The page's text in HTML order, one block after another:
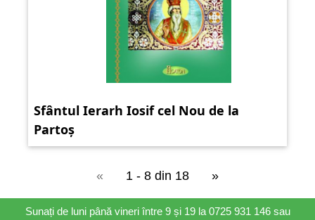
Sfântul Ierarh Iosif cel Nou de la
Partoș
« 1 - 8 din 18 »
Sunați de luni până vineri între 9 și 19 la 0725 931 146 sau